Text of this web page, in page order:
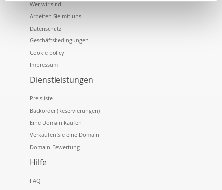
Wer wir sind
Arbeiten Sie mit uns
Datenschutz
Geschäftsbedingungen
Cookie policy
Impressum
Dienstleistungen
Preisliste
Backorder (Reservierungen)
Eine Domain kaufen
Verkaufen Sie eine Domain
Domain-Bewertung
Hilfe
FAQ